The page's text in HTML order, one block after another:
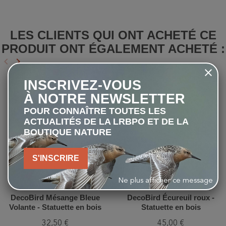
LES CLIENTS QUI ONT ACHETÉ CE
PRODUIT ONT ÉGALEMENT ACHETÉ :
Précédent
keyboard_arrow_left Suivant
keyboard_arrow_right
favorite_border
DecoBird Mésange Bleue
Volante - Statuette en bois
32,50 €
DecoBird Écureuil roux -
Statuette en bois
45,00 €
INSCRIVEZ-VOUS
À NOTRE NEWSLETTER
POUR CONNAÎTRE TOUTES LES
ACTUALITÉS DE LA LRBPO ET DE LA
BOUTIQUE NATURE
S'INSCRIRE
Ne plus afficher ce message